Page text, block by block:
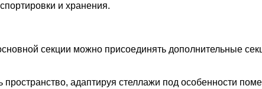
и хранения.
секции можно присоединять дополнительные
пространство, адаптируя стеллажи под особенности